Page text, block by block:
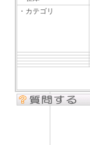
・カテゴリ